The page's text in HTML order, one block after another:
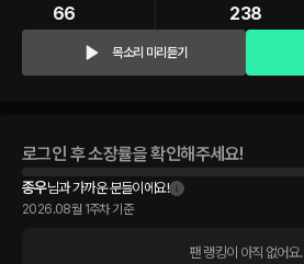
66 238
목소리 미리듣기
로그인 후 소장률을 확인해주세요!
종우님과 가까운 분들이에요!
2026.08월 1주차 기준
팬 랭킹이 아직 없어요.